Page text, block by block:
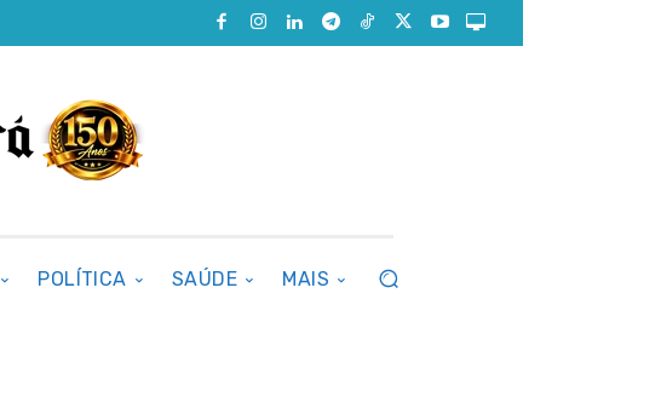
POLÍTICA SAÚDE MAIS